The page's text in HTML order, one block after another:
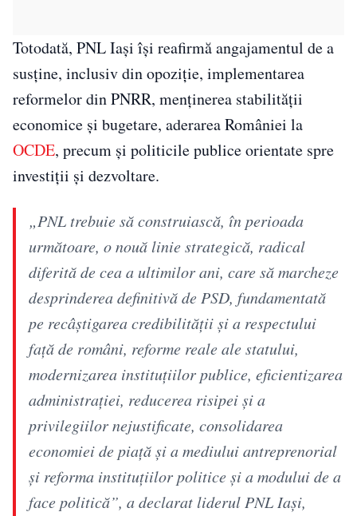
Totodată, PNL Iași își reafirmă angajamentul de a
susține, inclusiv din opoziție, implementarea
reformelor din PNRR, menținerea stabilității
economice și bugetare, aderarea României la
OCDE, precum și politicile publice orientate spre
investiții și dezvoltare.
„PNL trebuie să construiască, în perioada
următoare, o nouă linie strategică, radical
diferită de cea a ultimilor ani, care să marcheze
desprinderea definitivă de PSD, fundamentată
pe recâştigarea credibilităţii şi a respectului
faţă de români, reforme reale ale statului,
modernizarea instituţiilor publice, eficientizarea
administraţiei, reducerea risipei şi a
privilegiilor nejustificate, consolidarea
economiei de piaţă şi a mediului antreprenorial
şi reforma instituţiilor politice şi a modului de a
face politică”, a declarat liderul PNL Iaşi,